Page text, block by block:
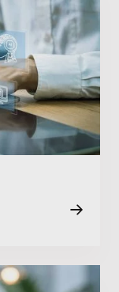
du den